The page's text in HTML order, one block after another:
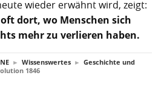
wieder erwähnt wird, zeigt:
dort, wo Menschen sich
mehr zu verlieren haben.
► Wissenswertes ► Geschichte und
1846